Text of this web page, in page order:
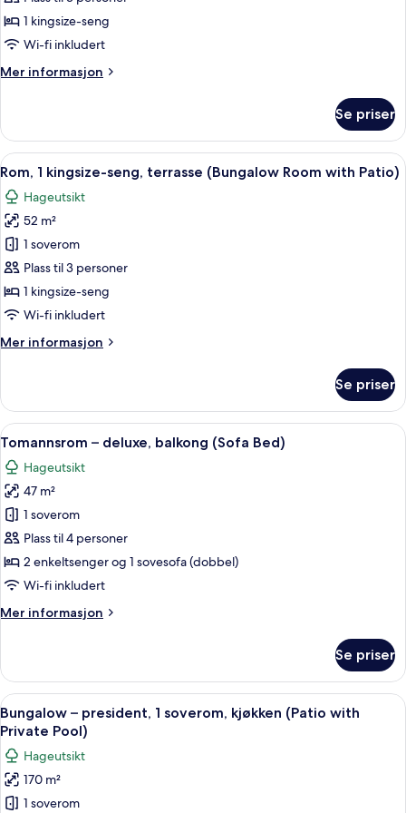
soverom,
peis
3)
1 kingsize-seng
Wi-fi inkludert
Mer informasjon
Mer
1
soverom,
peis
3)
Se priser
Åpne
alle
bildene
av
Rom,
1
kingsize-
seng,
(Bungalow
Patio)
1 soverom, sengetøy av topp
6
Rom, 1 kingsize-seng, terrasse (Bungalow Room with Patio)
Hageutsikt
52 m²
1 soverom
Plass til 3 personer
1 kingsize-seng
Wi-fi inkludert
Mer informasjon
Mer
1
kingsize-
seng,
(Bungalow
Room
with
Patio)
Se priser
Åpne
alle
bildene
av
Tomannsrom
–
deluxe,
balkong
Bed)
1 soverom, sengetøy av topp
6
Tomannsrom – deluxe, balkong (Sofa Bed)
Hageutsikt
47 m²
1 soverom
Plass til 4 personer
2 enkeltsenger og 1 sovesofa (dobbel)
Wi-fi inkludert
Mer informasjon
Mer
–
deluxe,
balkong
(Sofa
Se priser
Åpne
alle
bildene
av
Bungalow
–
Bungalow – president, 1 soverom,
15
Bungalow – president, 1 soverom, kjøkken (Patio with
Private Pool)
Hageutsikt
170 m²
1 soverom